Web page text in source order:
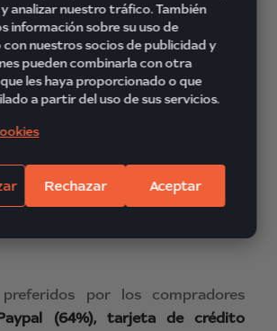
ocio y la culturacon el 66%.
se posicionan en el
con el 64%.
42%.
por los compradores
(64%), tarjeta de crédito
analizar nuestro tráfico. También
información sobre su uso de
nuestros socios de publicidad y
pueden combinarla con otra
les haya proporcionado o que
a partir del uso de sus servicios.
Rechazar Aceptar